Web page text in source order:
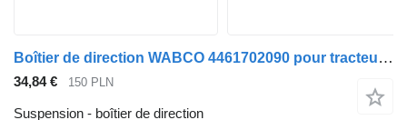
Boîtier de direction WABCO 4461702090 pour tracteur routier MAN TGA TGX
34,84 € 150 PLN
Suspension - boîtier de direction